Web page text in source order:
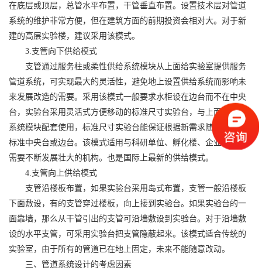
在底层或顶层，总管水平布置，干管垂直布置。设置技术层对管道
系统的维护非常方便，但在建筑方面的前期投资会相对大。对于新
建的高层实验楼，建议采用该模式。
3.支管向下供给模式
支管通过服务柱或柔性供给系统模块从上面给实验室提供服务
管道系统，可实现最大的灵活性，避免地上设置供给系统而影响未
来发展改造的需要。采用该模式一般要求水柜设在边台而不在中央
台，实验台采用灵活式方便移动的标准尺寸实验台，与上面的供给
系统模块配套使用，标准尺寸实验台能保证根据新需求随意拼接成
标准中央台或边台。该模式适用与科研单位、孵化楼、企业等未来
需要不断发展壮大的机构。也是国际上最新的供给模式。
4.支管向上供给模式
支管沿楼板布置，如果实验台采用岛式布置，支管一般沿楼板
下面敷设，有的支管穿过楼板，向上接到实验台。如果实验台的一
面靠墙，那么从干管引出的支管可沿墙敷设到实验台。对于沿墙敷
设的水平支管，可采用实验台把支管隐蔽起来。该模式适合传统的
实验室，由于所有的管道已在地上固定，未来不能随意改动。
三、管道系统设计的考虑因素